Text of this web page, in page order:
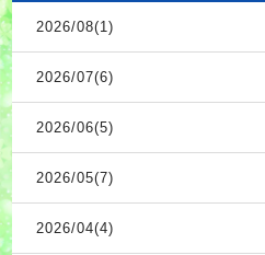
2026/08(1)
2026/07(6)
2026/06(5)
2026/05(7)
2026/04(4)